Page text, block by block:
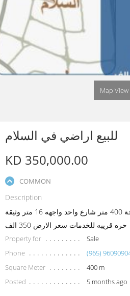
Turkey
Map View
للبيع اراضي في السلام
KD 350,000.00
COMMON
Description
للبيع اراضي في السلام مساحة 400 متر شارع واحد واجهه 16 متر وثيقة
حره قريبه للخدمات سعر الارض 350 الف
Property for
Sale
Phone
(965)
Square Meter
400 m
Posted
5 months ago